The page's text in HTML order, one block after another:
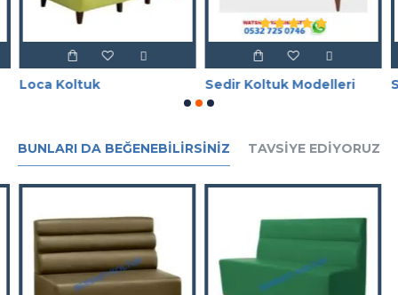
Loca Koltuk Sedir Koltuk Modelleri
BUNLARI DA BEĞENEBILIRSINIZ TAVSIYE EDIYORUZ